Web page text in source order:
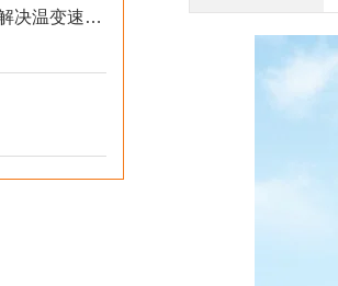
德瑞检测DR-H204厂家：解决温变速率失准2026选型标准